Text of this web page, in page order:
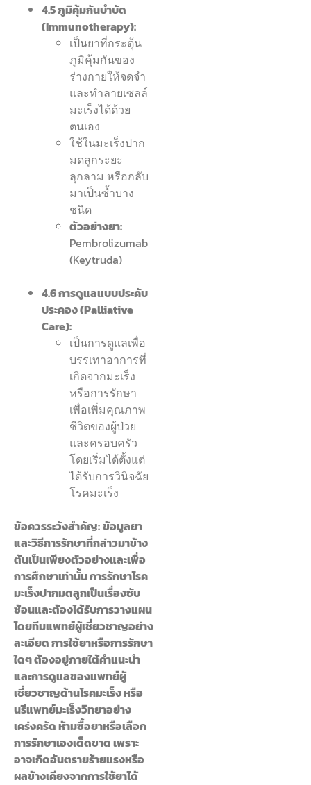
4.5 ภูมิคุ้มกันบำบัด
(Immunotherapy):
เป็นยาที่กระตุ้น
ภูมิคุ้มกันของ
ร่างกายให้จดจำ
และทำลายเซลล์
มะเร็งได้ด้วย
ตนเอง
ใช้ในมะเร็งปาก
มดลูกระยะ
ลุกลาม หรือกลับ
มาเป็นซ้ำบาง
ชนิด
ตัวอย่างยา:
Pembrolizumab
(Keytruda)
4.6 การดูแลแบบประคับ
ประคอง (Palliative
Care):
เป็นการดูแลเพื่อ
บรรเทาอาการที่
เกิดจากมะเร็ง
หรือการรักษา
เพื่อเพิ่มคุณภาพ
ชีวิตของผู้ป่วย
และครอบครัว
โดยเริ่มได้ตั้งแต่
ได้รับการวินิจฉัย
โรคมะเร็ง
ข้อควรระวังสำคัญ:ข้อมูลยา
และวิธีการรักษาที่กล่าวมาข้าง
ต้นเป็นเพียงตัวอย่างและเพื่อ
การศึกษาเท่านั้น การรักษาโรค
มะเร็งปากมดลูกเป็นเรื่องซับ
ซ้อนและต้องได้รับการวางแผน
โดยทีมแพทย์ผู้เชี่ยวชาญอย่าง
ละเอียด การใช้ยาหรือการรักษา
ใดๆ ต้องอยู่ภายใต้คำแนะนำ
และการดูแลของแพทย์ผู้
เชี่ยวชาญด้านโรคมะเร็ง หรือ
นรีแพทย์มะเร็งวิทยาอย่าง
เคร่งครัด ห้ามซื้อยาหรือเลือก
การรักษาเองเด็ดขาด เพราะ
อาจเกิดอันตรายร้ายแรงหรือ
ผลข้างเคียงจากการใช้ยาได้